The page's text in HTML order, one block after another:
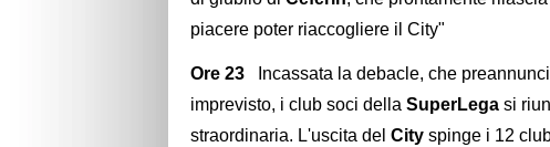
piacere poter riaccogliere il City"
Ore 23 Incassata la debacle, che
imprevisto, i club soci della SuperLega si
straordinaria. L'uscita del City spinge i 12